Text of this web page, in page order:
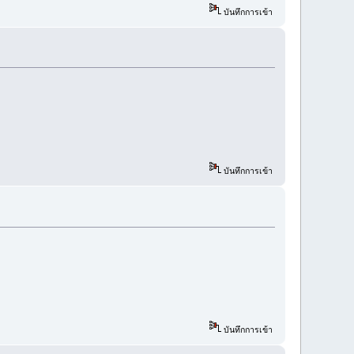
บันทึกการเข้า
บันทึกการเข้า
บันทึกการเข้า